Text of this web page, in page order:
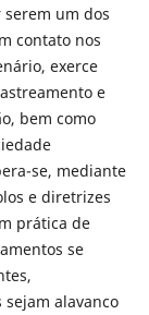
um dos
contato nos
exerce
e
bem como
se, mediante
e diretrizes
prática de
se
alavanco